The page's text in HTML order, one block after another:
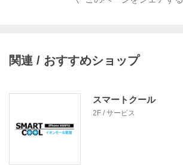
関連 / おすすめショップ
スマートクール
2F / サービス